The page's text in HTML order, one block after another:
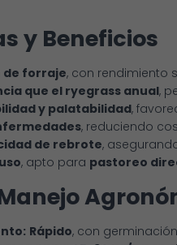
y Beneficios
de forraje, con rendimiento
que el ryegrass anual,
y palatabilidad,
, reduciendo
de rebrote,
, apto para pastoreo
Rápido, con